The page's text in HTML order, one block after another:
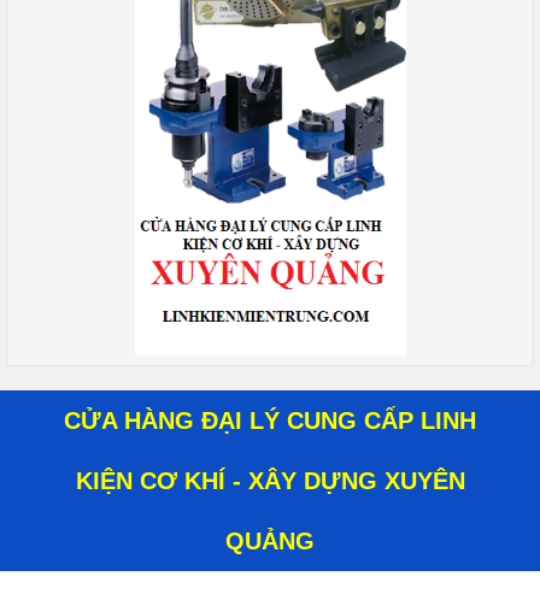
CỬA HÀNG ĐẠI LÝ CUNG CẤP LINH
KIỆN CƠ KHÍ - XÂY DỰNG XUYÊN
QUẢNG